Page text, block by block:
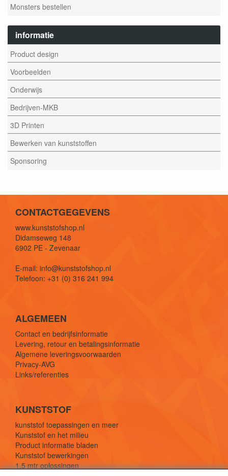
Monsters bestellen
informatie
Product design
Voorbeelden
Onderwijs
Bedrijven-MKB
3D Printen
Bewerken van kunststoffen
Sponsoring
CONTACTGEGEVENS
www.kunststofshop.nl
Didamseweg 148
6902 PE - Zevenaar
E-mail: info@kunststofshop.nl
Telefoon: +31 (0) 316 241 994
ALGEMEEN
Contact en bedrijfsinformatie
Levering, retour en betalingsinformatie
Algemene leveringsvoorwaarden
Privacy-AVG
Links/referenties
KUNSTSTOF
kunststof toepassingen en meer
Kunststof en het milieu
Product informatie bladen
Kunststof bewerkingen
1,5 mtr oplossingen